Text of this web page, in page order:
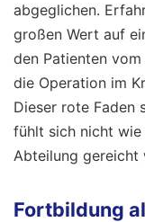
abgeglichen.
großen Wert auf
den Patienten
die Operation im
Dieser rote Faden
fühlt sich nicht wie
Abteilung gereicht
Fortbildung